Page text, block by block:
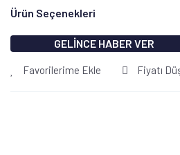
Ürün Seçenekleri
GELİNCE HABER VER
Favorilerime Ekle Fiyatı